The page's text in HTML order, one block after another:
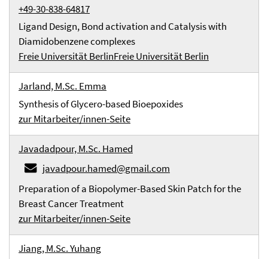
+49-30-838-64817
Ligand Design, Bond activation and Catalysis with
Diamidobenzene complexes
Freie Universität BerlinFreie Universität Berlin
Jarland, M.Sc. Emma
Synthesis of Glycero-based Bioepoxides
zur Mitarbeiter/innen-Seite
Javadadpour, M.Sc. Hamed
javadpour.hamed@gmail.com
Preparation of a Biopolymer-Based Skin Patch for the
Breast Cancer Treatment
zur Mitarbeiter/innen-Seite
Jiang, M.Sc. Yuhang